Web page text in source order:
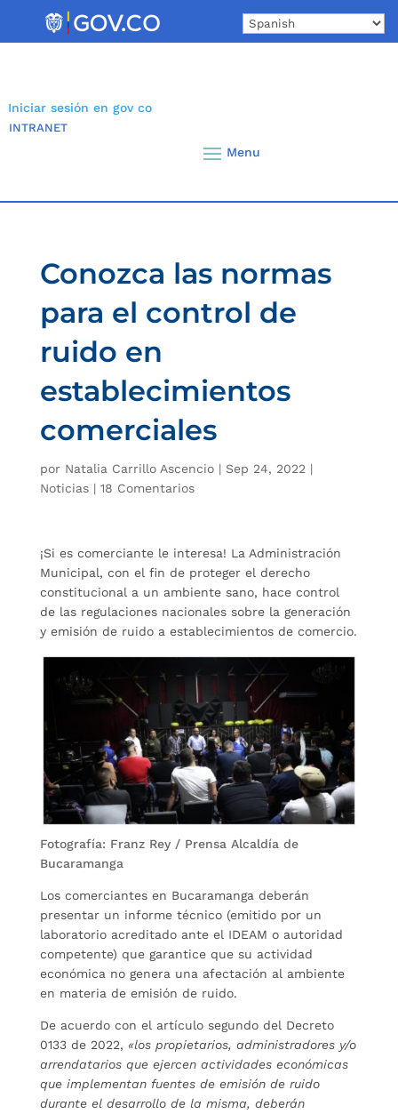
Iniciar sesión en gov co
INTRANET
Conozca las normas
para el control de
ruido en
establecimientos
comerciales
por Natalia Carrillo Ascencio| Sep 24, 2022 |
Noticias| 18 Comentarios
¡Si es comerciante le interesa! La Administración
Municipal, con el fin de proteger el derecho
constitucional a un ambiente sano, hace control
de las regulaciones nacionales sobre la generación
y emisión de ruido a establecimientos de comercio.
Fotografía: Franz Rey / Prensa Alcaldía de
Bucaramanga
Los comerciantes en Bucaramanga deberán
presentar un informe técnico (emitido por un
laboratorio acreditado ante el IDEAM o autoridad
competente) que garantice que su actividad
económica no genera una afectación al ambiente
en materia de emisión de ruido.
De acuerdo con el artículo segundo del Decreto
0133 de 2022, «los propietarios, administradores y/o
arrendatarios que ejercen actividades económicas
que implementan fuentes de emisión de ruido
durante el desarrollo de la misma, deberán